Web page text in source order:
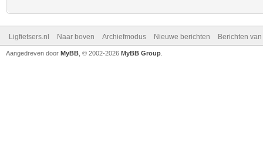
Ligfietsers.nl Naar boven Archiefmodus Nieuwe berichten Berichten
Aangedreven door MyBB , © 2002-2026 MyBB Group